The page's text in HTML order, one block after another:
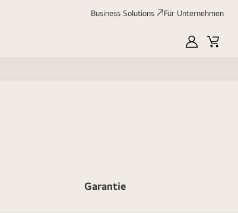
Business Solutions Für Unternehmen
MyLGCart
Garantie